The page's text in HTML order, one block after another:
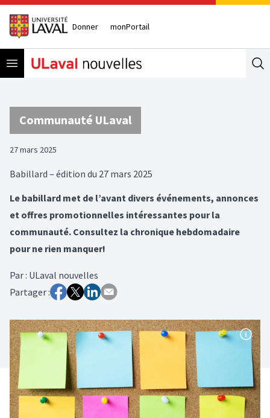
Donner monPortail
Open menu
Communauté ULaval
27 mars 2025
Babillard – édition du 27 mars 2025
Le babillard met de l’avant divers événements, annonces
et offres promotionnelles intéressantes pour la
communauté. Consultez la chronique hebdomadaire
pour ne rien manquer!
Par: ULaval nouvelles
Partager :